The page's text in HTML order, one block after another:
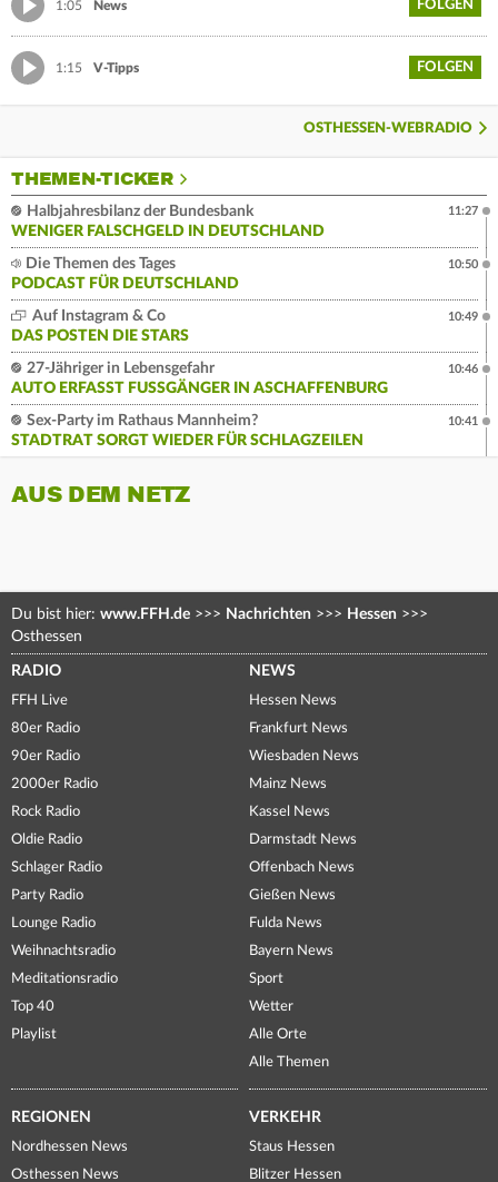
1:05 News FOLGEN
1:15 V-Tipps FOLGEN
OSTHESSEN-WEBRADIO
THEMEN-TICKER
Halbjahresbilanz der Bundesbank
WENIGER FALSCHGELD IN DEUTSCHLAND
11:27
Die Themen des Tages
PODCAST FÜR DEUTSCHLAND
10:50
Auf Instagram & Co
DAS POSTEN DIE STARS
10:49
27-Jähriger in Lebensgefahr
AUTO ERFASST FUSSGÄNGER IN ASCHAFFENBURG
10:46
Sex-Party im Rathaus Mannheim?
STADTRAT SORGT WIEDER FÜR SCHLAGZEILEN
10:41
AUS DEM NETZ
Du bist hier: www.FFH.de >>> Nachrichten >>> Hessen >>>
Osthessen
RADIO
FFH Live
80er Radio
90er Radio
2000er Radio
Rock Radio
Oldie Radio
Schlager Radio
Party Radio
Lounge Radio
Weihnachtsradio
Meditationsradio
Top 40
Playlist
NEWS
Hessen News
Frankfurt News
Wiesbaden News
Mainz News
Kassel News
Darmstadt News
Offenbach News
Gießen News
Fulda News
Bayern News
Sport
Wetter
Alle Orte
Alle Themen
REGIONEN
Nordhessen News
Osthessen News
VERKEHR
Staus Hessen
Blitzer Hessen